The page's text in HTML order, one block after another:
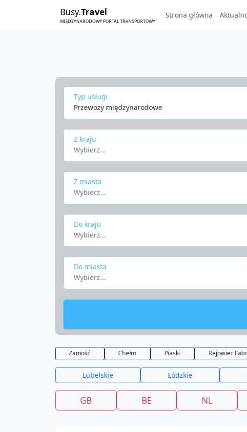
Busy.Travel
MIĘDZYNARODOWY PORTAL TRANSPORTOWY
Strona główna
Typ usługi
Przewozy międzynarodowe
Z kraju
Wybierz...
Z miasta
Wybierz...
Do kraju
Wybierz...
Do miasta
Wybierz...
Zamość Chełm Piaski Rejowiec
Lubelskie Łódzkie
GB BE NL